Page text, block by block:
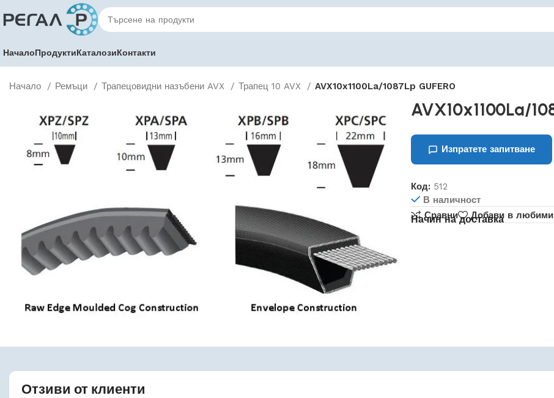
НачалоПродуктиКаталозиКонтакти
Начало Ремъци Трапецовидни назъбени AVX Трапец 10 AVX AVX10x1100La/1087Lp GUFERO
AVX10x1100La/
Изпратете запитване
Код: 512
В наличност
Сравни
Добави в любими
Начин на доставка
Отзиви от клиенти